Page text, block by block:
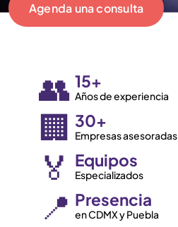
Agenda una consulta
👥 15+
Años de experiencia
🏢 30+
Empresas asesoradas
🏅 Equipos
Especializados
📍 Presencia
en CDMX y Puebla